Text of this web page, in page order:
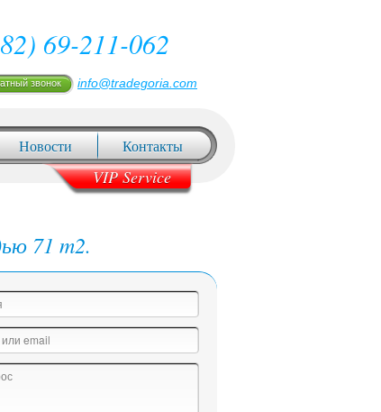
69-211-062
звонок info@tradegoria.com
Новости Контакты
VIP Service
71 m2.